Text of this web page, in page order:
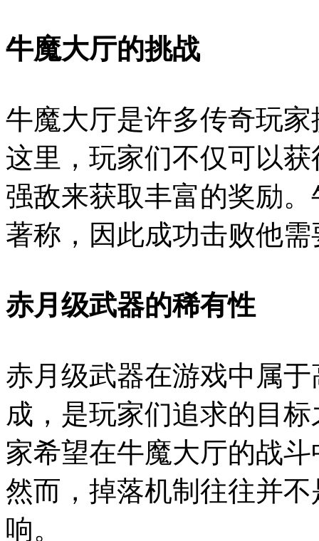
牛魔大厅的挑战
牛魔大厅是许多传奇玩
这里，玩家们不仅可以
强敌来获取丰富的奖励
著称，因此成功击败他
赤月级武器的稀有性
赤月级武器在游戏中属
成，是玩家们追求的目
家希望在牛魔大厅的战
然而，掉落机制往往并
响。